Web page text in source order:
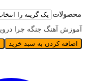
محصولات
آموزش آهنگ جنگه چرا
اضافه کردن به سبد خرید